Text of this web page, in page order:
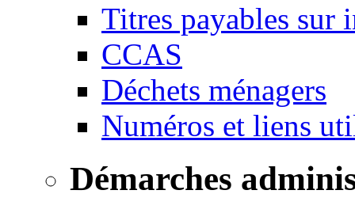
Titres payables sur
CCAS
Déchets ménagers
Numéros et liens
Démarches